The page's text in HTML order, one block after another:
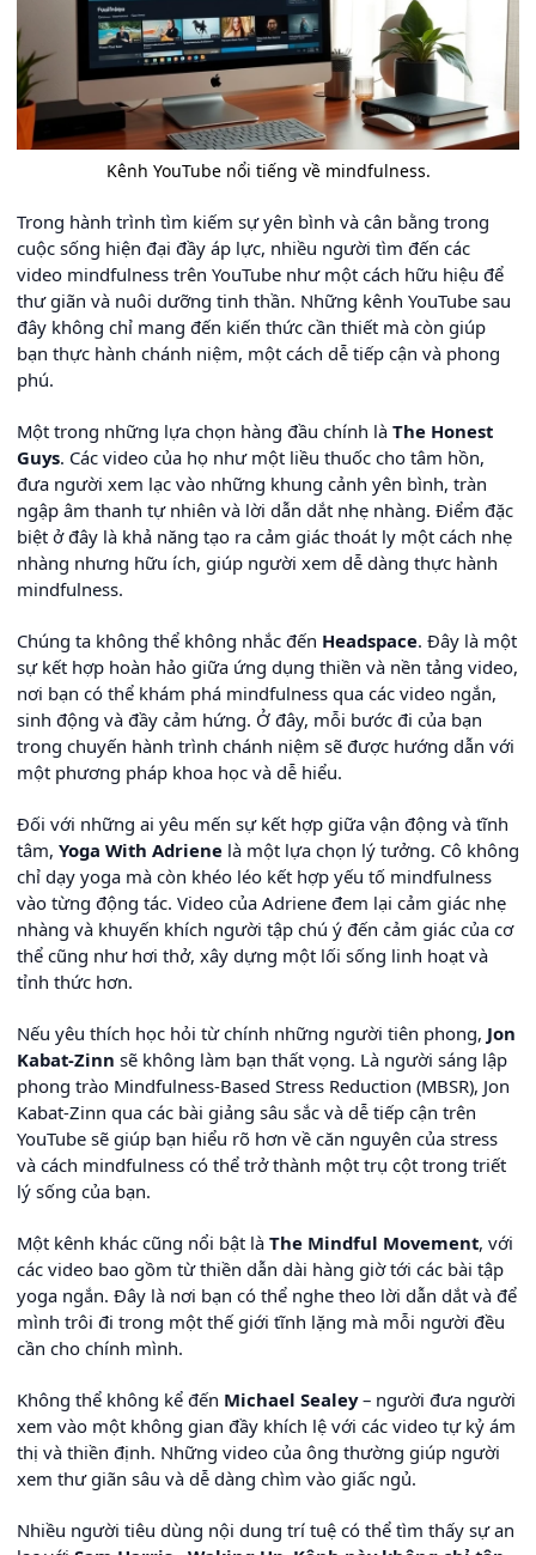
Kênh YouTube nổi tiếng về mindfulness.
Trong hành trình tìm kiếm sự yên bình và cân bằng trong
cuộc sống hiện đại đầy áp lực, nhiều người tìm đến các
video mindfulness trên YouTube như một cách hữu hiệu để
thư giãn và nuôi dưỡng tinh thần. Những kênh YouTube sau
đây không chỉ mang đến kiến thức cần thiết mà còn giúp
bạn thực hành chánh niệm, một cách dễ tiếp cận và phong
phú.
Một trong những lựa chọn hàng đầu chính là The Honest
Guys. Các video của họ như một liều thuốc cho tâm hồn,
đưa người xem lạc vào những khung cảnh yên bình, tràn
ngập âm thanh tự nhiên và lời dẫn dắt nhẹ nhàng. Điểm đặc
biệt ở đây là khả năng tạo ra cảm giác thoát ly một cách nhẹ
nhàng nhưng hữu ích, giúp người xem dễ dàng thực hành
mindfulness.
Chúng ta không thể không nhắc đến Headspace. Đây là một
sự kết hợp hoàn hảo giữa ứng dụng thiền và nền tảng video,
nơi bạn có thể khám phá mindfulness qua các video ngắn,
sinh động và đầy cảm hứng. Ở đây, mỗi bước đi của bạn
trong chuyến hành trình chánh niệm sẽ được hướng dẫn với
một phương pháp khoa học và dễ hiểu.
Đối với những ai yêu mến sự kết hợp giữa vận động và tĩnh
tâm, Yoga With Adriene là một lựa chọn lý tưởng. Cô không
chỉ dạy yoga mà còn khéo léo kết hợp yếu tố mindfulness
vào từng động tác. Video của Adriene đem lại cảm giác nhẹ
nhàng và khuyến khích người tập chú ý đến cảm giác của cơ
thể cũng như hơi thở, xây dựng một lối sống linh hoạt và
tỉnh thức hơn.
Nếu yêu thích học hỏi từ chính những người tiên phong, Jon
Kabat-Zinn sẽ không làm bạn thất vọng. Là người sáng lập
phong trào Mindfulness-Based Stress Reduction (MBSR), Jon
Kabat-Zinn qua các bài giảng sâu sắc và dễ tiếp cận trên
YouTube sẽ giúp bạn hiểu rõ hơn về căn nguyên của stress
và cách mindfulness có thể trở thành một trụ cột trong triết
lý sống của bạn.
Một kênh khác cũng nổi bật là The Mindful Movement, với
các video bao gồm từ thiền dẫn dài hàng giờ tới các bài tập
yoga ngắn. Đây là nơi bạn có thể nghe theo lời dẫn dắt và để
mình trôi đi trong một thế giới tĩnh lặng mà mỗi người đều
cần cho chính mình.
Không thể không kể đến Michael Sealey– người đưa người
xem vào một không gian đầy khích lệ với các video tự kỷ ám
thị và thiền định. Những video của ông thường giúp người
xem thư giãn sâu và dễ dàng chìm vào giấc ngủ.
Nhiều người tiêu dùng nội dung trí tuệ có thể tìm thấy sự an